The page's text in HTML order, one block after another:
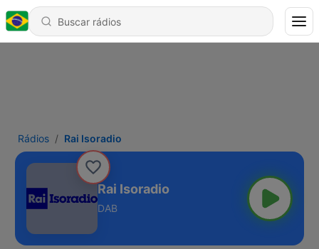
Rádios Rai Isoradio
Rai Isoradio
DAB